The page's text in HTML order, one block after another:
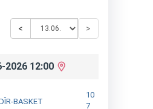
< >
2026 12:00
BASKET
10
7